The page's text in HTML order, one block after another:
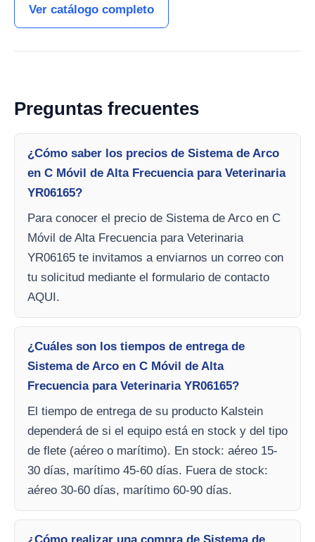
Ver catálogo completo
Preguntas frecuentes
¿Cómo saber los precios de Sistema de Arco
en C Móvil de Alta Frecuencia para Veterinaria
YR06165?
Para conocer el precio de Sistema de Arco en C
Móvil de Alta Frecuencia para Veterinaria
YR06165 te invitamos a enviarnos un correo con
tu solicitud mediante el formulario de contacto
AQUI.
¿Cuáles son los tiempos de entrega de
Sistema de Arco en C Móvil de Alta
Frecuencia para Veterinaria YR06165?
El tiempo de entrega de su producto Kalstein
dependerá de si el equipo está en stock y del tipo
de flete (aéreo o marítimo). En stock: aéreo 15-
30 días, marítimo 45-60 días. Fuera de stock:
aéreo 30-60 días, marítimo 60-90 días.
¿Cómo realizar una compra de Sistema de